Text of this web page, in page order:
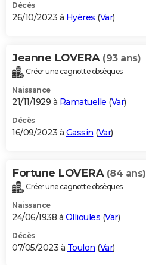
Décès
26/10/2023 à Hyères (Var)
Jeanne LOVERA (93 ans)
Créer une cagnotte obsèques
Naissance
21/11/1929 à Ramatuelle (Var)
Décès
16/09/2023 à Gassin (Var)
Fortune LOVERA (84 ans)
Créer une cagnotte obsèques
Naissance
24/06/1938 à Ollioules (Var)
Décès
07/05/2023 à Toulon (Var)